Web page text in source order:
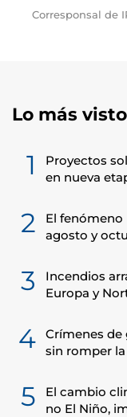
Corresponsal de
Lo más
1
Proyectos
en nueva
2
El fenómeno
agosto y
3
Incendios
Europa y
4
Crímenes de
sin romper
5
El cambio
no El Niño,